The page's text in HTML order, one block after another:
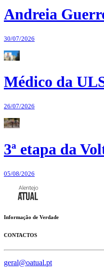
Andreia
30/07/2026
Médico da
26/07/2026
3ª etapa da
05/08/2026
Informação de Verdade
CONTACTOS
geral@oatual.pt